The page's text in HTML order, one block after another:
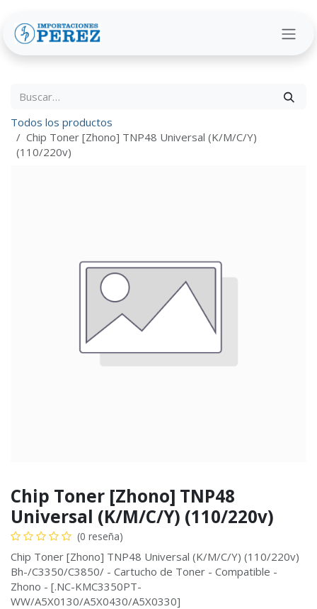
Todos los productos
Chip Toner [Zhono] TNP48 Universal (K/M/C/Y)
(110/220v)
Chip Toner [Zhono] TNP48
Universal (K/M/C/Y) (110/220v)
(0 reseña)
Chip Toner [Zhono] TNP48 Universal (K/M/C/Y) (110/220v)
Bh-/C3350/C3850/ - Cartucho de Toner - Compatible -
Zhono - [.NC-KMC3350PT-
WW/A5X0130/A5X0430/A5X0330]